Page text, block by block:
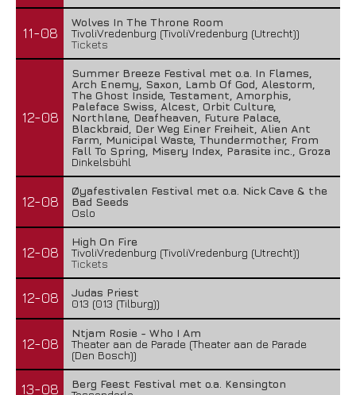
11-08
Wolves In The Throne Room
TivoliVredenburg (TivoliVredenburg (Utrecht))
Tickets
12-08
Summer Breeze Festival met o.a. In Flames,
Arch Enemy, Saxon, Lamb Of God, Alestorm,
The Ghost Inside, Testament, Amorphis,
Paleface Swiss, Alcest, Orbit Culture,
Northlane, Deafheaven, Future Palace,
Blackbraid, Der Weg Einer Freiheit, Alien Ant
Farm, Municipal Waste, Thundermother, From
Fall To Spring, Misery Index, Parasite inc., Groza
Dinkelsbühl
12-08
Øyafestivalen Festival met o.a. Nick Cave & the
Bad Seeds
Oslo
12-08
High On Fire
TivoliVredenburg (TivoliVredenburg (Utrecht))
Tickets
12-08
Judas Priest
013 (013 (Tilburg))
12-08
Ntjam Rosie - Who I Am
Theater aan de Parade (Theater aan de Parade
(Den Bosch))
13-08
Berg Feest Festival met o.a. Kensington